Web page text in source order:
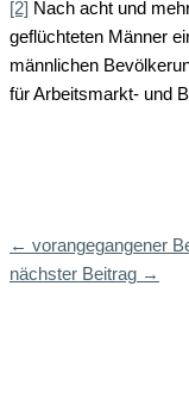
[2] Nach acht und
geflüchteten Männer
männlichen
für Arbeitsmarkt- und
← vorangegangener
nächster Beitrag →